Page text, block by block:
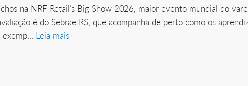
na NRF Retail’s Big Show 2026, maior evento mundial do
é do Sebrae RS, que acompanha de perto como os
Leia mais